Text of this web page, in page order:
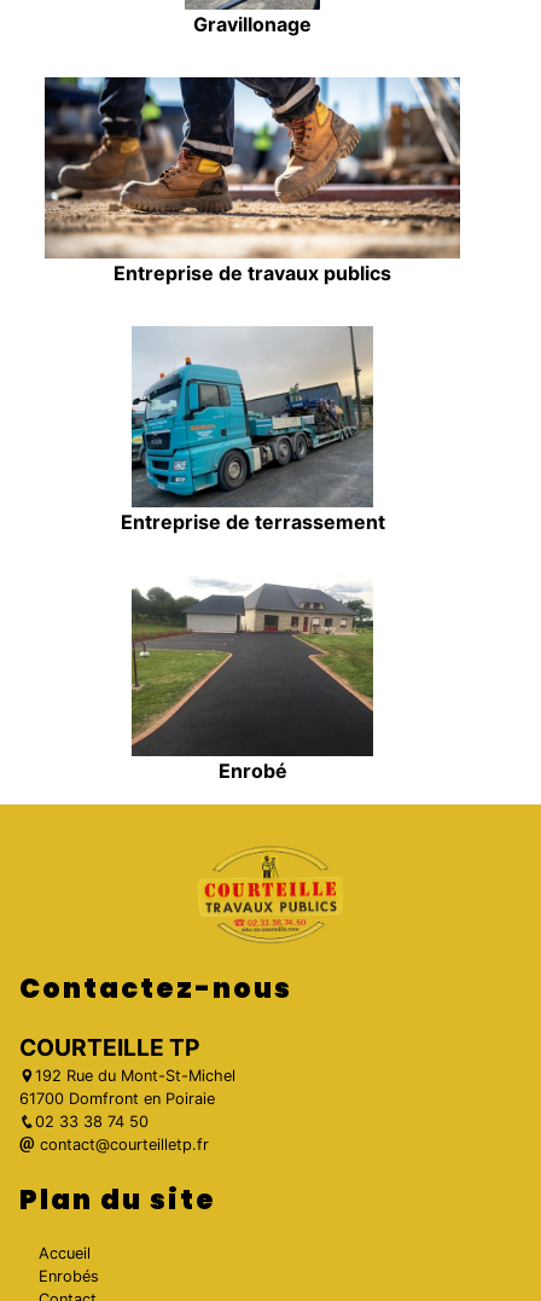
Gravillonage
Entreprise de travaux publics
Entreprise de terrassement
Enrobé
Contactez-nous
COURTEILLE TP
192 Rue du Mont-St-Michel
61700 Domfront en Poiraie
02 33 38 74 50
contact@courteilletp.fr
Plan du site
Accueil
Enrobés